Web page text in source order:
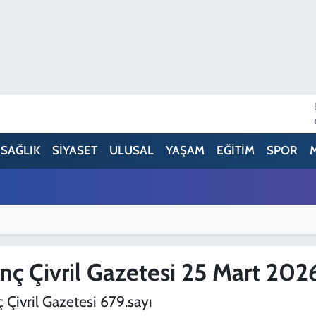
SAĞLIK SİYASET ULUSAL YAŞAM EĞİTİM SPOR
Çivril Gazetesi 25 Mart
Çivril Gazetesi 679.sayı